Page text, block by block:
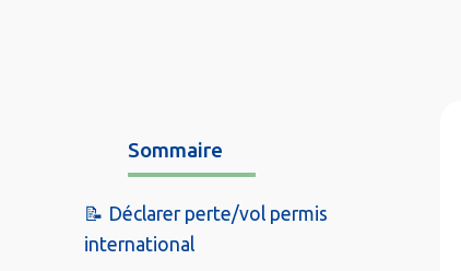
Sommaire
📝 Déclarer perte/vol permis
international